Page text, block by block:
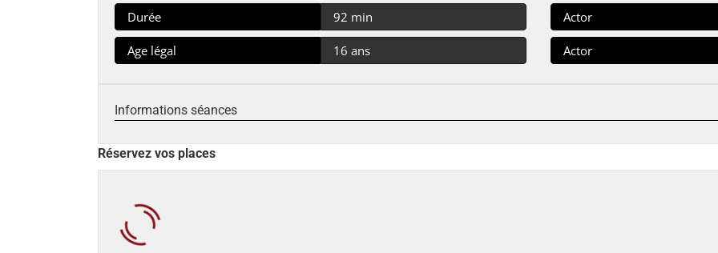
Durée 92 min
Age légal 16 ans
Actor
Actor
Informations séances
Réservez vos places